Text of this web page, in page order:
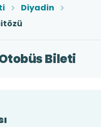
Diyadin
Bileti